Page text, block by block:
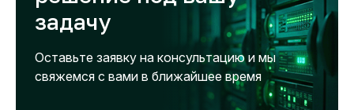
задачу
Оставьте заявку на консультацию и мы
свяжемся с вами в ближайшее время